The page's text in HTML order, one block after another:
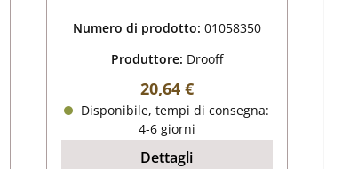
Numero di prodotto: 01058350
Produttore: Drooff
Prezzo normale:
20,64 €
Disponibile, tempi di consegna:
4-6 giorni
Dettagli